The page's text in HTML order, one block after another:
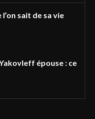
sait de sa vie
épouse : ce